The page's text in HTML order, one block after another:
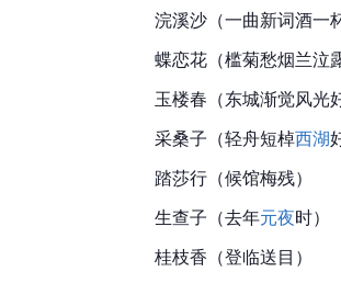
浣溪沙（一曲新词酒一
蝶恋花（槛菊愁烟兰泣
玉楼春（东城渐觉风光
采桑子（轻舟短棹西湖
踏莎行（候馆梅残）
生查子（去年元夜时）
桂枝香（登临送目）